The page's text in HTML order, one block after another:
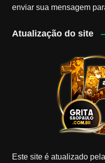
enviar sua mensagem
Atualização do site
Este site é atualizado